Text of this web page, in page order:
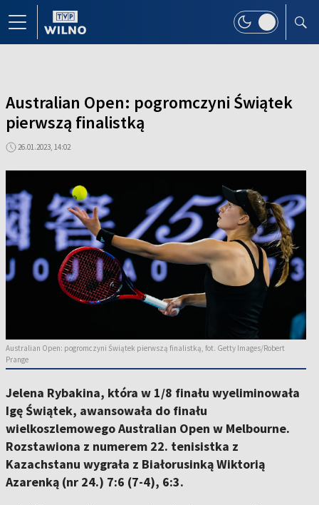
Australian Open: pogromczyni Świątek
pierwszą finalistką
26.01.2023, 14:02
Australian Open: pogromczyni Świątek pierwszą finalistką, fot. Getty Images/Robert
Prange
Jelena Rybakina, która w 1/8 finału wyeliminowała
Igę Świątek, awansowała do finału
wielkoszlemowego Australian Open w Melbourne.
Rozstawiona z numerem 22. tenisistka z
Kazachstanu wygrała z Białorusinką Wiktorią
Azarenką (nr 24.) 7:6 (7-4), 6:3.